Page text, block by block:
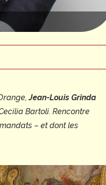
Jean-Louis Grinda
Bartoli. Rencontre
– et dont les